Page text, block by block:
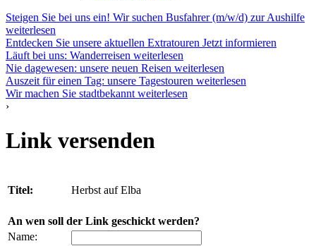
Steigen Sie bei uns ein! Wir suchen Busfahrer (m/w/d) zur Aushilfe
weiterlesen
Entdecken Sie unsere aktuellen Extratouren Jetzt informieren
Läuft bei uns: Wanderreisen weiterlesen
Nie dagewesen: unsere neuen Reisen weiterlesen
Auszeit für einen Tag: unsere Tagestouren weiterlesen
Wir machen Sie stadtbekannt weiterlesen
›
Link versenden
Titel: Herbst auf Elba
An wen soll der Link geschickt werden?
Name: